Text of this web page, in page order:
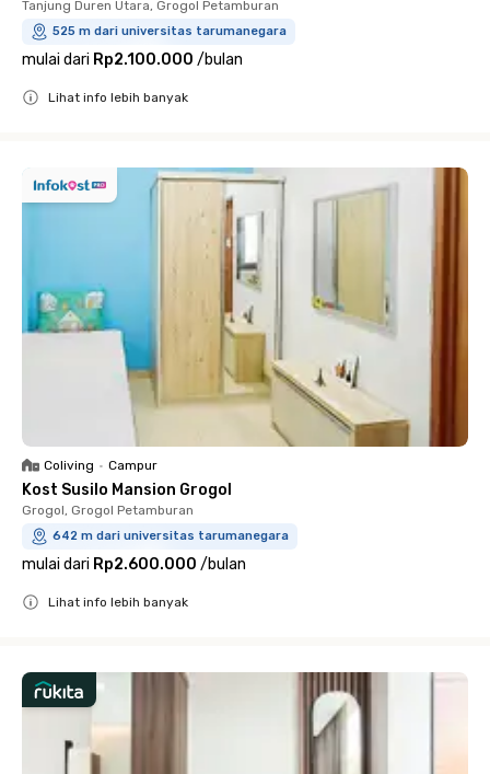
Tanjung Duren Utara, Grogol Petamburan
525 m dari universitas tarumanegara
mulai dari Rp2.100.000 /bulan
Lihat info lebih banyak
Coliving • Campur
Kost Susilo Mansion Grogol
Grogol, Grogol Petamburan
642 m dari universitas tarumanegara
mulai dari Rp2.600.000 /bulan
Lihat info lebih banyak